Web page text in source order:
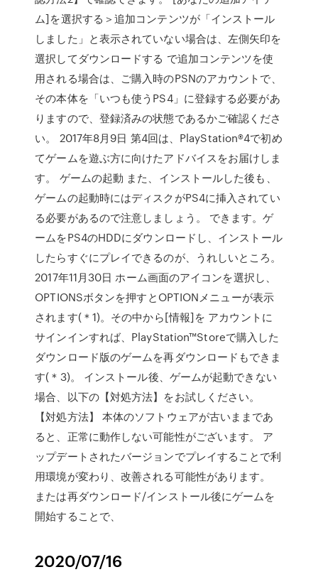
ム]を選択する＞追加コンテンツが「インストール
しました」と表示されていない場合は、左側矢印を
選択してダウンロードする で追加コンテンツを使
用される場合は、ご購入時のPSNのアカウントで、
その本体を「いつも使うPS4」に登録する必要があ
りますので、登録済みの状態であるかご確認くださ
い。 2017年8月9日 第4回は、PlayStation®4で初め
てゲームを遊ぶ方に向けたアドバイスをお届けしま
す。 ゲームの起動 また、インストールした後も、
ゲームの起動時にはディスクがPS4に挿入されてい
る必要があるので注意しましょう。 できます。ゲ
ームをPS4のHDDにダウンロードし、インストール
したらすぐにプレイできるのが、うれしいところ。
2017年11月30日 ホーム画面のアイコンを選択し、
OPTIONSボタンを押すとOPTIONメニューが表示
されます(＊1)。その中から[情報]を アカウントに
サインインすれば、PlayStation™Storeで購入した
ダウンロード版のゲームを再ダウンロードもできま
す(＊3)。 インストール後、ゲームが起動できない
場合、以下の【対処方法】をお試しください。
【対処方法】 本体のソフトウェアが古いままであ
ると、正常に動作しない可能性がございます。 ア
ップデートされたバージョンでプレイすることで利
用環境が変わり、改善される可能性があります。
または再ダウンロード/インストール後にゲームを
開始することで、
2020/07/16